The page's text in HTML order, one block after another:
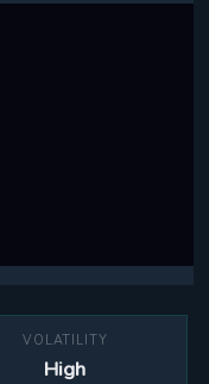
VOLATILITY
High